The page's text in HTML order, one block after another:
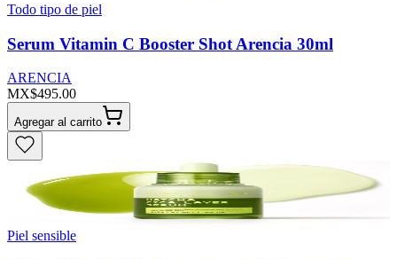
Todo tipo de piel
Serum Vitamin C Booster Shot Arencia 30ml
ARENCIA
MX$495.00
Agregar al carrito
Piel sensible